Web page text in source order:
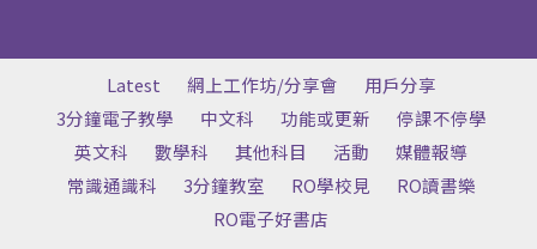
Latest 網上工作坊/分享會
用戶分享
3分鐘電子教學
中文科 功能或更新
停課不停學
英文科
數學科 其他科目 活動
媒體報導
常識通識科
3分鐘教室 RO學校見
RO讀書樂
RO電子好書店